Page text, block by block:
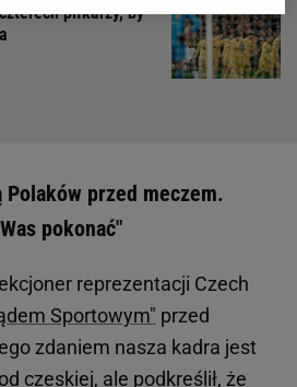
piłkarzy, by
Polaków przed meczem.
pokonać"
reprezentacji Czech
Sportowym" przed
zdaniem nasza kadra jest
czeskiej, ale podkreślił, że